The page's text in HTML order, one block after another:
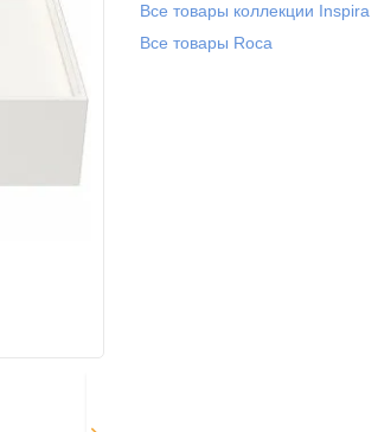
Все товары коллекции Inspira
Все товары Roca